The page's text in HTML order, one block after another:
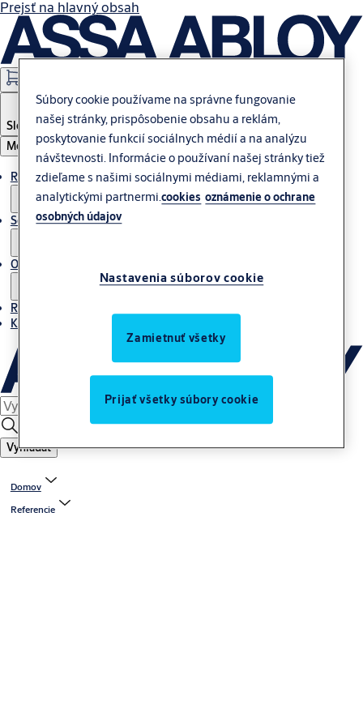
Prejsť na hlavný obsah
Slovakia
Menu
Riešenie
Servis
O nás
Referencie
Kontakt
Vyhľadať
Domov
Referencie
Súbory cookie používame na správne fungovanie
našej stránky, prispôsobenie obsahu a reklám,
poskytovanie funkcií sociálnych médií a na analýzu
návštevnosti. Informácie o používaní našej stránky tiež
zdieľame s našimi sociálnymi médiami, reklamnými a
analytickými partnermi.cookies oznámenie o ochrane
osobných údajov
Nastavenia súborov cookie
Zamietnuť všetky
Prijať všetky súbory cookie